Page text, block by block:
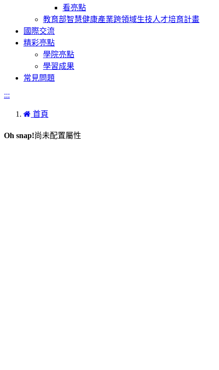
看亮點
教育部智慧健康產業跨領域生技人才培育計畫
國際交流
精彩亮點
學院亮點
學習成果
常見問題
:::
首頁
Oh snap!尚未配置屬性